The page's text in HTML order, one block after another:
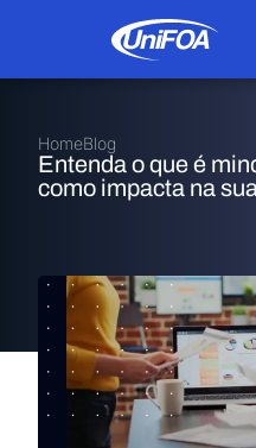
HomeBlog
Entenda o que é
como impacta na